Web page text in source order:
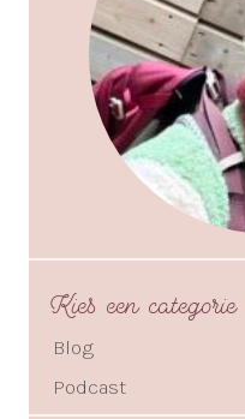
Kies een categorie
Blog
Podcast